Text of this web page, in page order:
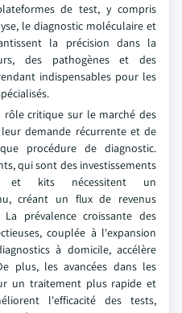
de test, y compris
le diagnostic moléculaire et
la précision dans la
des pathogènes et des
indispensables pour les
critique sur le marché des
demande récurrente et de
procédure de diagnostic.
qui sont des investissements
et kits nécessitent un
créant un flux de revenus
prévalence croissante des
couplée à l'expansion
à domicile, accélère
plus, les avancées dans les
un traitement plus rapide et
l'efficacité des tests,